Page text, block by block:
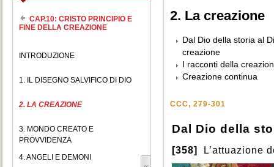
CAP.10: CRISTO PRINCIPIO E
FINE DELLA CREAZIONE
INTRODUZIONE
1. IL DISEGNO SALVIFICO DI DIO
2. LA CREAZIONE
3. MONDO CREATO E
PROVVIDENZA
4. ANGELI E DEMONI
2. La creazione
Dal Dio della storia al
creazione
I racconti della
Creazione continua
CCC, 279-301
Dal Dio della
[358] L’attuazione